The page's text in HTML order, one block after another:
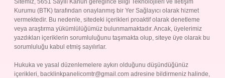
Sitemiz, 5651 Sayılı Kanun gereğince Bilgi Teknolojileri ve İletişim
Kurumu (BTK) tarafından onaylanmış bir Yer Sağlayıcı olarak hizmet
vermektedir. Bu nedenle, sitedeki içerikleri proaktif olarak denetleme
veya araştırma yükümlülüğümüz bulunmamaktadır. Ancak, üyelerimiz
yazdıkları içeriklerin sorumluluğunu taşımakta olup, siteye üye olarak bu
sorumluluğu kabul etmiş sayılırlar.
Hukuka ve yasal düzenlemelere aykırı olduğunu düşündüğünüz
içerikleri, backlinkpanelicomtr@gmail.com adresine bildirmeniz halinde,